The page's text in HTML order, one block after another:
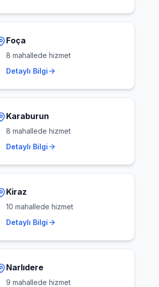
Foça
8 mahallede hizmet
Detaylı Bilgi
Karaburun
8 mahallede hizmet
Detaylı Bilgi
Kiraz
10 mahallede hizmet
Detaylı Bilgi
Narlıdere
9 mahallede hizmet